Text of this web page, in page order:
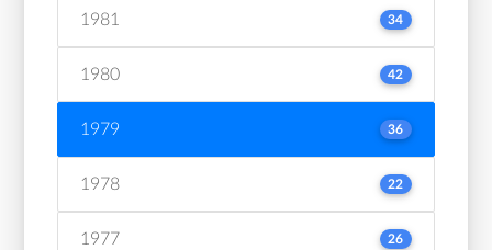
1981 34
1980 42
1979 36
1978 22
1977 26